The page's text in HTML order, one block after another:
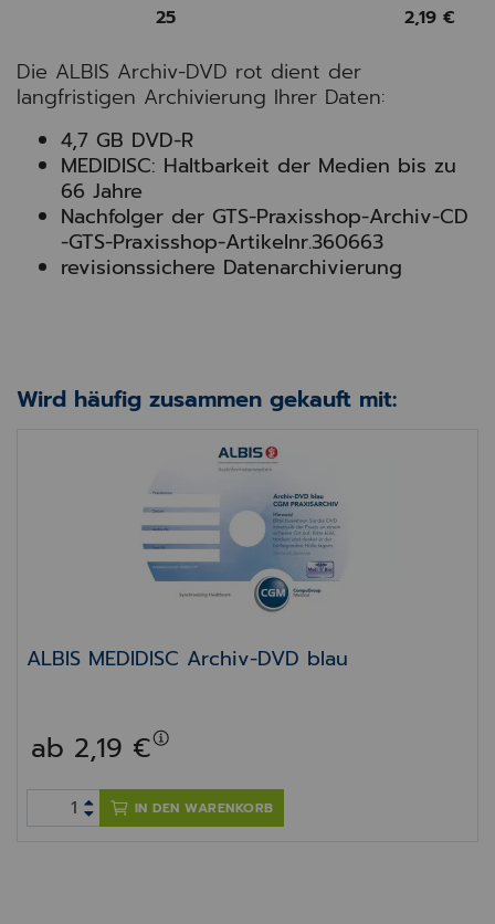
25
2,19 €
Die ALBIS Archiv-DVD rot dient der
langfristigen Archivierung Ihrer Daten:
4,7 GB DVD-R
MEDIDISC: Haltbarkeit der Medien bis zu
66 Jahre
Nachfolger der GTS-Praxisshop-Archiv-CD
-GTS-Praxisshop-Artikelnr.360663
revisionssichere Datenarchivierung
Wird häufig zusammen gekauft mit:
ALBIS MEDIDISC Archiv-DVD blau
ALBIS MEDIDISC Archiv-DVD blau
ab 2,19 €
IN DEN WARENKORB